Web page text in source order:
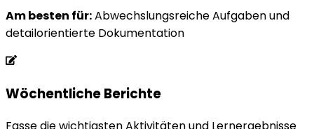
Am besten für:Abwechslungsreiche Aufgaben und
detailorientierte Dokumentation
Wöchentliche Berichte
Fasse die wichtigsten Aktivitäten und Lernergebnisse